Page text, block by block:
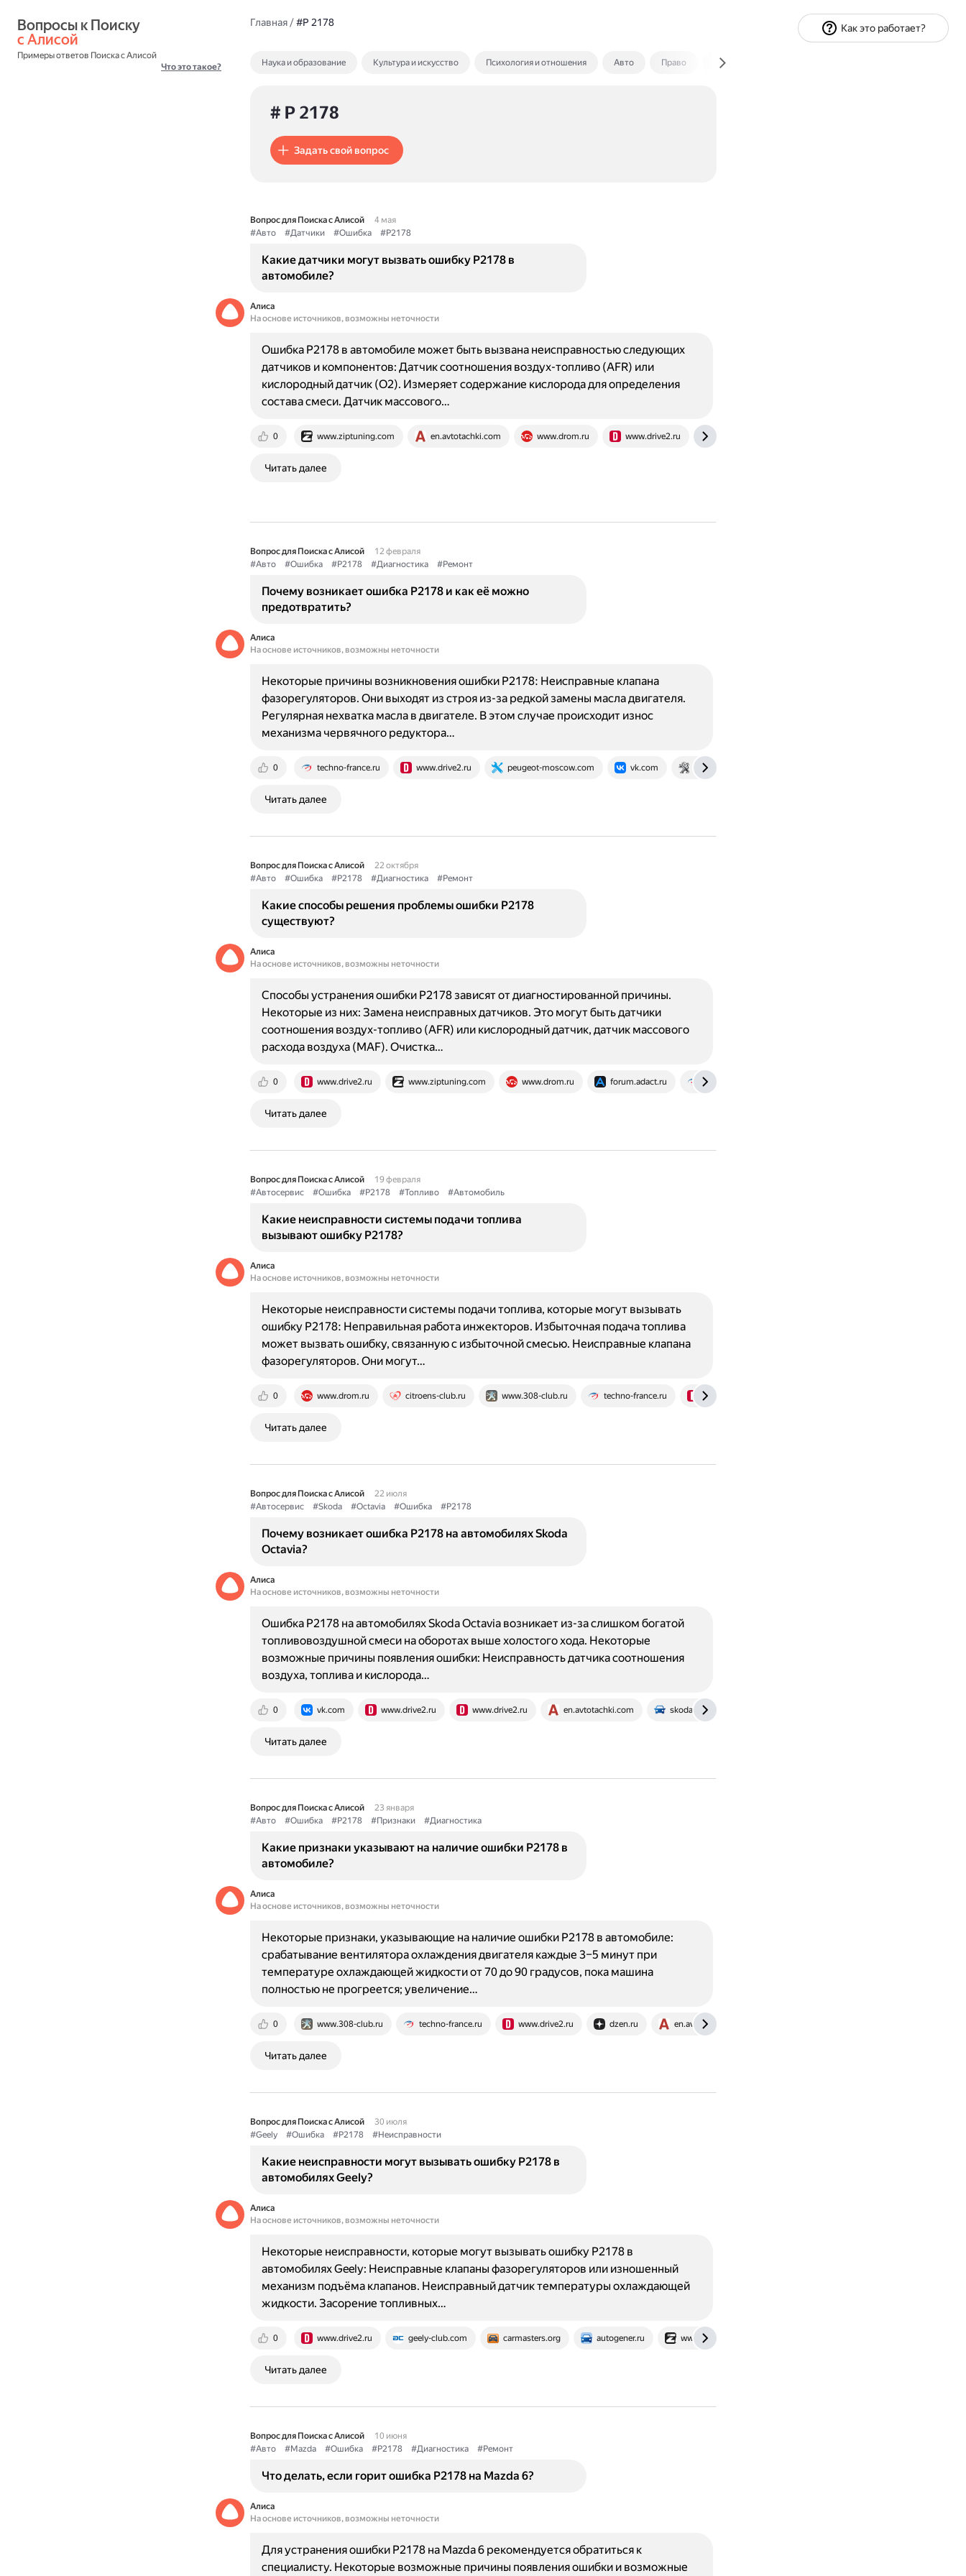
с Алисой
Примеры ответов Поиска с Алисой
Что это такое?
Главная/#P 2178
Наука и образование Культура и искусство Психология и отношения Авто Право Экономика и финансы
# P 2178
Задать свой вопрос
Вопрос для Поиска с Алисой
4 мая
#Авто
#Датчики #Ошибка #P2178
Какие датчики могут вызвать ошибку P2178 в
автомобиле?
Алиса
На основе источников, возможны неточности
0 www.ziptuning.com en.avtotachki.com www.drom.ru www.drive2.ru
Ошибка P2178 в автомобиле может быть вызвана неисправностью следующих
датчиков и компонентов: Датчик соотношения воздух-топливо (AFR) или
кислородный датчик (O2). Измеряет содержание кислорода для определения
состава смеси. Датчик массового…
Читать далее
Вопрос для Поиска с Алисой
12 февраля
#Авто
#Ошибка #P2178 #Диагностика #Ремонт
Почему возникает ошибка P2178 и как её можно
предотвратить?
Алиса
На основе источников, возможны неточности
0 techno-france.ru www.drive2.ru peugeot-moscow.com vk.com peugeot-club.net
Некоторые причины возникновения ошибки P2178: Неисправные клапана
фазорегуляторов. Они выходят из строя из-за редкой замены масла двигателя.
Регулярная нехватка масла в двигателе. В этом случае происходит износ
механизма червячного редуктора…
Читать далее
Вопрос для Поиска с Алисой
22 октября
#Авто
#Ошибка #P2178 #Диагностика #Ремонт
Какие способы решения проблемы ошибки P2178
существуют?
Алиса
На основе источников, возможны неточности
0 www.drive2.ru www.ziptuning.com www.drom.ru forum.adact.ru techno-france.ru
Способы устранения ошибки P2178 зависят от диагностированной причины.
Некоторые из них: Замена неисправных датчиков. Это могут быть датчики
соотношения воздух-топливо (AFR) или кислородный датчик, датчик массового
расхода воздуха (MAF). Очистка…
Читать далее
Вопрос для Поиска с Алисой
19 февраля
#Автосервис
#Ошибка #P2178 #Топливо #Автомобиль
Какие неисправности системы подачи топлива
вызывают ошибку P2178?
Алиса
На основе источников, возможны неточности
0 www.drom.ru citroens-club.ru www.308-club.ru techno-france.ru www.drive2.ru
Некоторые неисправности системы подачи топлива, которые могут вызывать
ошибку P2178: Неправильная работа инжекторов. Избыточная подача топлива
может вызвать ошибку, связанную с избыточной смесью. Неисправные клапана
фазорегуляторов. Они могут…
Читать далее
Вопрос для Поиска с Алисой
22 июля
#Автосервис
#Skoda #Octavia #Ошибка #P2178
Почему возникает ошибка P2178 на автомобилях Skoda
Octavia?
Алиса
На основе источников, возможны неточности
0 vk.com www.drive2.ru www.drive2.ru en.avtotachki.com skoda-octavia-drom.ru
Ошибка P2178 на автомобилях Skoda Octavia возникает из-за слишком богатой
топливовоздушной смеси на оборотах выше холостого хода. Некоторые
возможные причины появления ошибки: Неисправность датчика соотношения
воздуха, топлива и кислорода…
Читать далее
Вопрос для Поиска с Алисой
23 января
#Авто
#Ошибка #P2178 #Признаки #Диагностика
Какие признаки указывают на наличие ошибки P2178 в
автомобиле?
Алиса
На основе источников, возможны неточности
0 www.308-club.ru techno-france.ru www.drive2.ru dzen.ru en.avtotachki.com
Некоторые признаки, указывающие на наличие ошибки P2178 в автомобиле:
срабатывание вентилятора охлаждения двигателя каждые 3–5 минут при
температуре охлаждающей жидкости от 70 до 90 градусов, пока машина
полностью не прогреется; увеличение…
Читать далее
Вопрос для Поиска с Алисой
30 июля
#Geely
#Ошибка #P2178 #Неисправности
Какие неисправности могут вызывать ошибку P2178 в
автомобилях Geely?
Алиса
На основе источников, возможны неточности
0 www.drive2.ru geely-club.com carmasters.org autogener.ru www.ziptuning.com
Некоторые неисправности, которые могут вызывать ошибку P2178 в
автомобилях Geely: Неисправные клапаны фазорегуляторов или изношенный
механизм подъёма клапанов. Неисправный датчик температуры охлаждающей
жидкости. Засорение топливных…
Читать далее
Вопрос для Поиска с Алисой
10 июня
#Авто
#Mazda #Ошибка #P2178 #Диагностика #Ремонт
Что делать, если горит ошибка P2178 на Mazda 6?
Алиса
На основе источников, возможны неточности
Для устранения ошибки P2178 на Mazda 6 рекомендуется обратиться к
специалисту. Некоторые возможные причины появления ошибки и возможные
Как это работает?